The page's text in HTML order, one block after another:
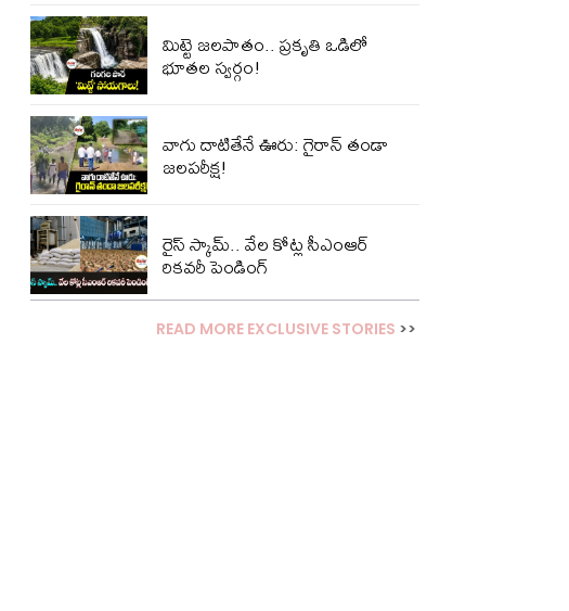
మిట్టె జలపాతం.. ప్రకృతి ఒడిలో
భూతల స్వర్గం!
వాగు దాటితేనే ఊరు: గైరాన్ తండా
జలపరీక్ష!
రైస్ స్కామ్.. వేల కోట్ల‌ సీఎంఆర్
రికవరీ పెండింగ్
READ MORE EXCLUSIVE STORIES >>